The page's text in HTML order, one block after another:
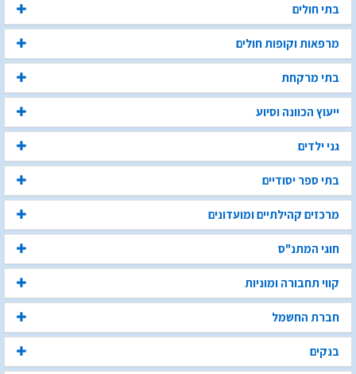
בתי חולים
מרפאות וקופות חולים
בתי מרקחת
ייעוץ הכוונה וסיוע
גני ילדים
בתי ספר יסודיים
מרכזים קהילתיים ומועדונים
חוגי המתנ"ס
קווי תחבורה ומוניות
חברת החשמל
בנקים